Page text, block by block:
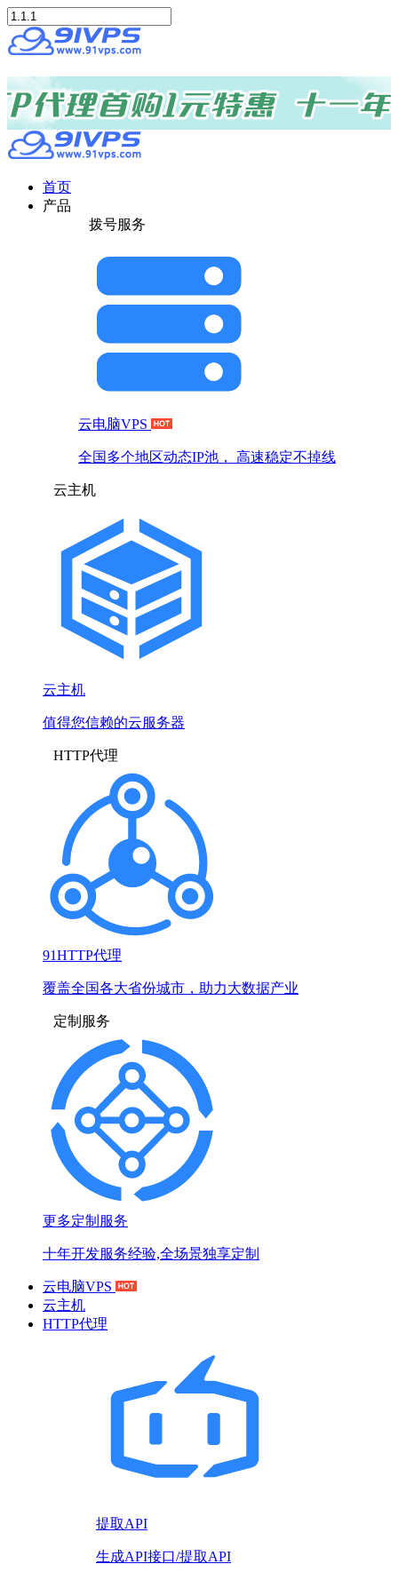
首页
产品
拨号服务
云电脑VPS
全国多个地区动态IP池， 高速稳定不掉线
云主机
云主机
值得您信赖的云服务器
HTTP代理
91HTTP代理
覆盖全国各大省份城市，助力大数据产业
定制服务
更多定制服务
十年开发服务经验,全场景独享定制
云电脑VPS
云主机
HTTP代理
提取API
生成API接口/提取API